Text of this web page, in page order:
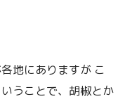
地にありますが こ
うことで、胡椒とか